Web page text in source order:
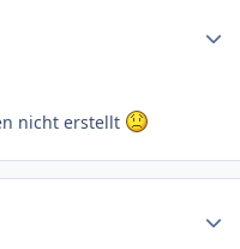
nicht erstellt